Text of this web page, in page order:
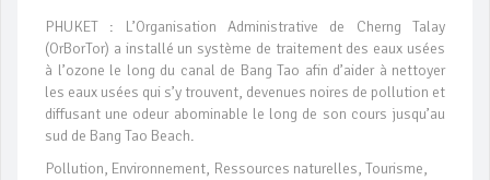
PHUKET : L’Organisation Administrative de Cherng Talay
(OrBorTor) a installé un système de traitement des eaux usées
à l’ozone le long du canal de Bang Tao afin d’aider à nettoyer
les eaux usées qui s’y trouvent, devenues noires de pollution et
diffusant une odeur abominable le long de son cours jusqu’au
sud de Bang Tao Beach.
Pollution, Environnement, Ressources naturelles, Tourisme,